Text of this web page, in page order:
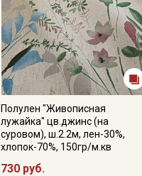
Полулен "Живописная
лужайка" цв.джинс (на
суровом), ш.2.2м, лен-30%,
хлопок-70%, 150гр/м.кв
730 руб.